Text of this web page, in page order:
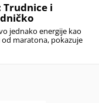
Trudnice i
jednako energije kao
maratona, pokazuje